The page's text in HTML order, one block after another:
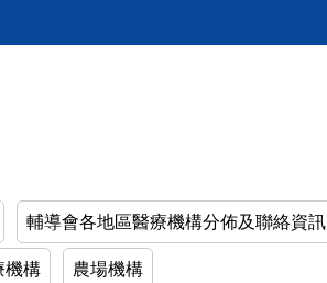
輔導會各地區醫療機構分佈及聯絡資訊
機構 農場機構